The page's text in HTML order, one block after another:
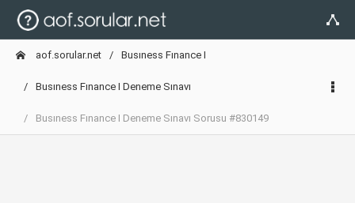
aof.sorular.net Busıness Fınance I
Busıness Fınance I Deneme Sınavı
Busıness Fınance I Deneme Sınavı Sorusu #830149